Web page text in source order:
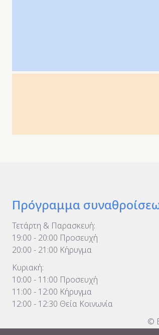
Πρόγραμμα
Τετάρτη & Παρασκευή:
19:00 - 20:00 Προσευχή
20:00 - 21:00 Κήρυγμα
Κυριακή:
10:00 - 11:00 Προσευχή
11:00 - 12:00 Κήρυγμα
12:00 - 12:30 Θεία Κοινωνία
©